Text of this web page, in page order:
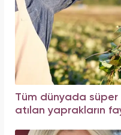
Tüm dünyada
atılan yaprakların